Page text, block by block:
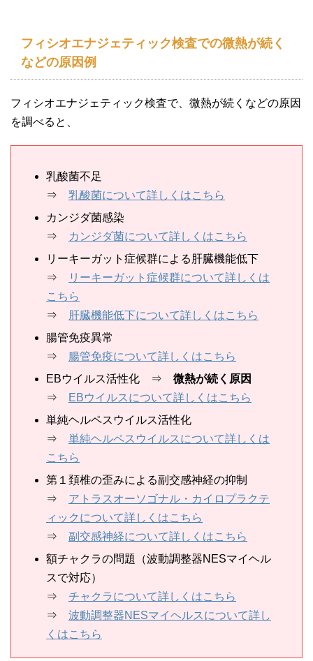
フィシオエナジェティック検査での微熱が続く
などの原因例
フィシオエナジェティック検査で、微熱が続くなどの原因
を調べると、
乳酸菌不足
⇒ 乳酸菌について詳しくはこちら
カンジダ菌感染
⇒
カンジダ菌について詳しくはこちら
リーキーガット症候群による肝臓機能低下
⇒
リーキーガット症候群について詳しくは
こちら
⇒
肝臓機能低下について詳しくはこちら
腸管免疫異常
⇒
腸管免疫について詳しくはこちら
EBウイルス活性化 ⇒ 微熱が続く原因
⇒
EBウイルスについて詳しくはこちら
単純ヘルペスウイルス活性化
⇒ 単純ヘルペスウイルスについて詳しくは
こちら
第１頚椎の歪みによる副交感神経の抑制
⇒ アトラスオーソゴナル・カイロプラクテ
ィックについて詳しくはこちら
⇒ 副交感神経について詳しくはこちら
額チャクラの問題（波動調整器NESマイヘル
スで対応）
⇒ チャクラについて詳しくはこちら
⇒ 波動調整器NESマイヘルスについて詳し
くはこちら